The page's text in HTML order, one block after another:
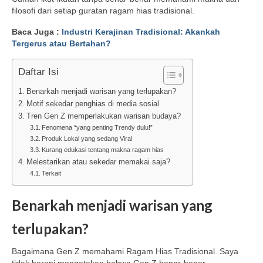
filosofi dari setiap guratan ragam hias tradisional.
Baca Juga : Industri Kerajinan Tradisional: Akankah
Tergerus atau Bertahan?
Daftar Isi
Benarkah menjadi warisan yang terlupakan?
Motif sekedar penghias di media sosial
Tren Gen Z memperlakukan warisan budaya?
Fenomena “yang penting Trendy dulu!”
Produk Lokal yang sedang Viral
Kurang edukasi tentang makna ragam hias
Melestarikan atau sekedar memakai saja?
Terkait
Benarkah menjadi warisan yang
terlupakan?
Bagaimana Gen Z memahami Ragam Hias Tradisional. Saya